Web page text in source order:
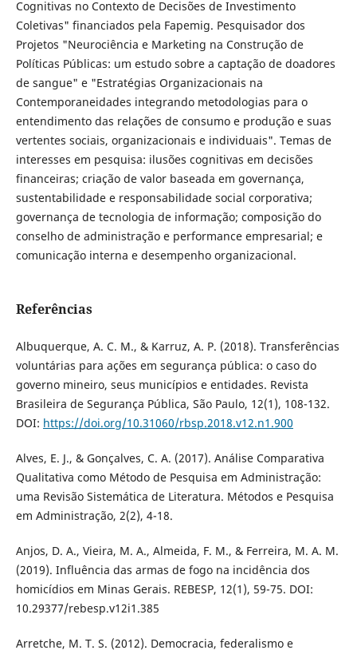
Cognitivas no Contexto de Decisões de Investimento
Coletivas" financiados pela Fapemig. Pesquisador dos
Projetos "Neurociência e Marketing na Construção de
Políticas Públicas: um estudo sobre a captação de doadores
de sangue" e "Estratégias Organizacionais na
Contemporaneidades integrando metodologias para o
entendimento das relações de consumo e produção e suas
vertentes sociais, organizacionais e individuais". Temas de
interesses em pesquisa: ilusões cognitivas em decisões
financeiras; criação de valor baseada em governança,
sustentabilidade e responsabilidade social corporativa;
governança de tecnologia de informação; composição do
conselho de administração e performance empresarial; e
comunicação interna e desempenho organizacional.
Referências
Albuquerque, A. C. M., & Karruz, A. P. (2018). Transferências
voluntárias para ações em segurança pública: o caso do
governo mineiro, seus municípios e entidades. Revista
Brasileira de Segurança Pública, São Paulo, 12(1), 108-132.
DOI: https://doi.org/10.31060/rbsp.2018.v12.n1.900
Alves, E. J., & Gonçalves, C. A. (2017). Análise Comparativa
Qualitativa como Método de Pesquisa em Administração:
uma Revisão Sistemática de Literatura. Métodos e Pesquisa
em Administração, 2(2), 4-18.
Anjos, D. A., Vieira, M. A., Almeida, F. M., & Ferreira, M. A. M.
(2019). Influência das armas de fogo na incidência dos
homicídios em Minas Gerais. REBESP, 12(1), 59-75. DOI:
10.29377/rebesp.v12i1.385
Arretche, M. T. S. (2012). Democracia, federalismo e